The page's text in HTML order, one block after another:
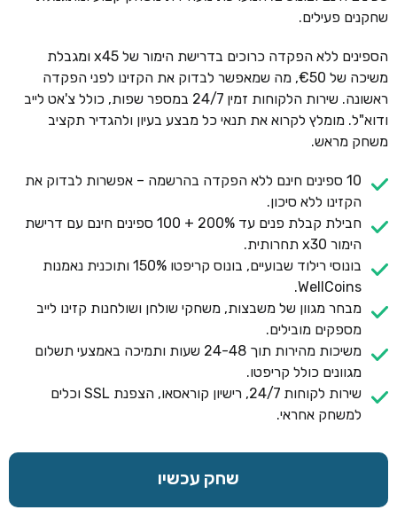
שחקנים פעילים.
הספינים ללא הפקדה כרוכים בדרישת הימור של x45 ומגבלת
משיכה של €50, מה שמאפשר לבדוק את הקזינו לפני הפקדה
ראשונה. שירות הלקוחות זמין 24/7 במספר שפות, כולל צ'אט לייב
ודוא"ל. מומלץ לקרוא את תנאי כל מבצע בעיון ולהגדיר תקציב
משחק מראש.
10 ספינים חינם ללא הפקדה בהרשמה – אפשרות לבדוק את
הקזינו ללא סיכון.
חבילת קבלת פנים עד 200% + 100 ספינים חינם עם דרישת
הימור x30 תחרותית.
בונוסי רילוד שבועיים, בונוס קריפטו 150% ותוכנית נאמנות
WellCoins.
מבחר מגוון של משבצות, משחקי שולחן ושולחנות קזינו לייב
מספקים מובילים.
משיכות מהירות תוך 24-48 שעות ותמיכה באמצעי תשלום
מגוונים כולל קריפטו.
שירות לקוחות 24/7, רישיון קוראסאו, הצפנת SSL וכלים
למשחק אחראי.
שחק עכשיו